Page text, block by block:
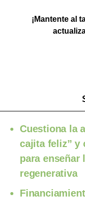
¡Mantente al
Cuestiona la
cajita feliz” y
para enseñar
regenerativa